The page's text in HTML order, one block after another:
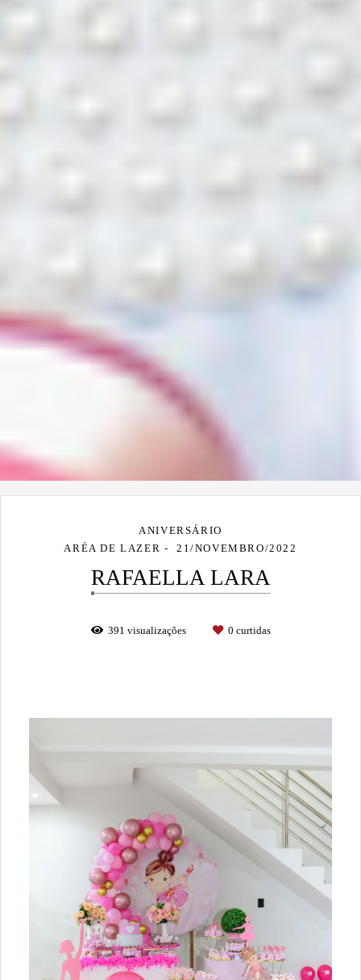
ANIVERSÁRIO
ARÉA DE LAZER
21/NOVEMBRO/2022
RAFAELLA LARA
391 visualizações 0 curtidas